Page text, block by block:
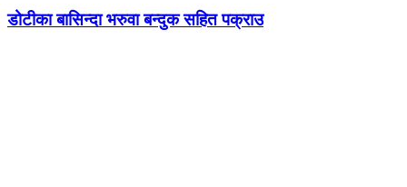
डोटीका बासिन्दा भरुवा बन्दुक सहित पक्राउ